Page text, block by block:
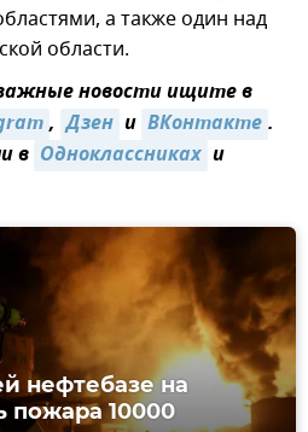
а также один над
области.
новости ищите в
, Дзен и ВКонтакте.
в Одноклассниках и
нефтебазе на
пожара 10000